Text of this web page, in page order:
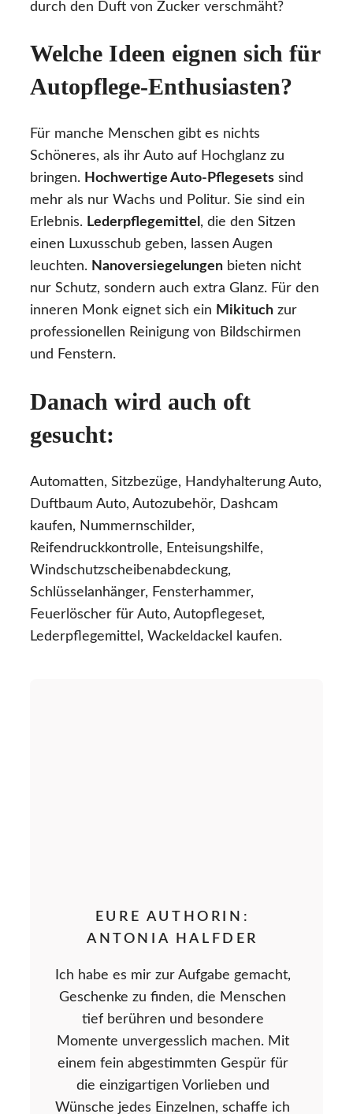
durch den Duft von Zucker verschmäht?
Welche Ideen eignen sich für
Autopflege-Enthusiasten?
Für manche Menschen gibt es nichts
Schöneres, als ihr Auto auf Hochglanz zu
bringen. Hochwertige Auto-Pflegesets sind
mehr als nur Wachs und Politur. Sie sind ein
Erlebnis. Lederpflegemittel , die den Sitzen
einen Luxusschub geben, lassen Augen
leuchten. Nanoversiegelungen bieten nicht
nur Schutz, sondern auch extra Glanz. Für den
inneren Monk eignet sich ein Mikituch zur
professionellen Reinigung von Bildschirmen
und Fenstern.
Danach wird auch oft
gesucht:
Automatten, Sitzbezüge, Handyhalterung Auto,
Duftbaum Auto, Autozubehör, Dashcam
kaufen, Nummernschilder,
Reifendruckkontrolle, Enteisungshilfe,
Windschutzscheibenabdeckung,
Schlüsselanhänger, Fensterhammer,
Feuerlöscher für Auto, Autopflegeset,
Lederpflegemittel, Wackeldackel kaufen.
EURE AUTHORIN:
ANTONIA HALFDER
Ich habe es mir zur Aufgabe gemacht,
Geschenke zu finden, die Menschen
tief berühren und besondere
Momente unvergesslich machen. Mit
einem fein abgestimmten Gespür für
die einzigartigen Vorlieben und
Wünsche jedes Einzelnen, schaffe ich